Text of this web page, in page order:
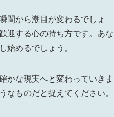
間から潮目が変わるでしょ
迎する心の持ち方です。あな
始めるでしょう。
かな現実へと変わっていきま
なものだと捉えてください。